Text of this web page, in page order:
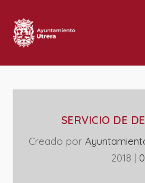
SERVICIO DE
Creado por
2018 | 0